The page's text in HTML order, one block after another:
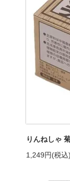
りんねしゃ
1,249円(税込)